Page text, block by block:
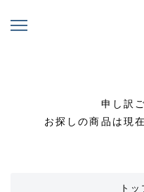
申し訳
お探しの商品は現
ト